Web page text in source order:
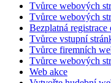
Tvůrce webových
Tvůrce webových
Bezplatná registrace
Tvůrce vstupní
Tvůrce firemních
Tvůrce webových
Web akce